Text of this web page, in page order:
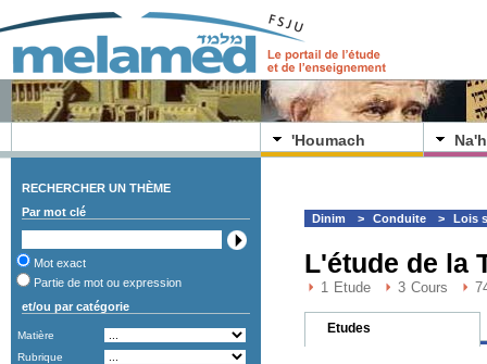
'Houmach Na'h
RECHERCHER UN THÈME
Par mot clé
Mot exact
Partie de mot ou expression
et/ou par catégorie
Matière
Rubrique
Dinim > Conduite > Lois
L'étude de la
1 Etude 3 Cours
Etudes